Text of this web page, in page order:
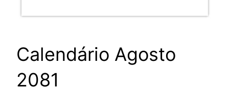
Calendário Agosto
2081